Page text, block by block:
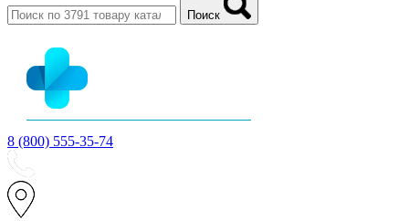
Поиск
8 (800) 555-35-74